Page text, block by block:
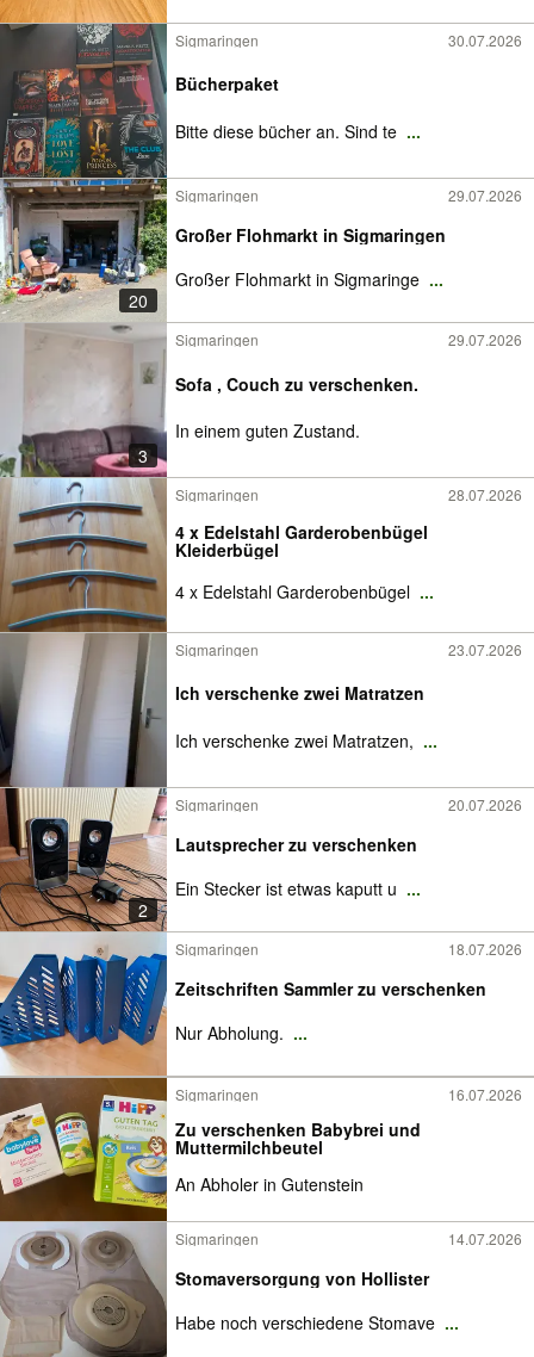
Sigmaringen 30.07.2026
Bücherpaket
Bitte diese bücher an. Sind te ...
20
Sigmaringen 29.07.2026
Großer Flohmarkt in Sigmaringen
Großer Flohmarkt in Sigmaringe ...
3
Sigmaringen 29.07.2026
Sofa , Couch zu verschenken.
In einem guten Zustand.
Sigmaringen 28.07.2026
4 x Edelstahl Garderobenbügel
Kleiderbügel
4 x Edelstahl Garderobenbügel ...
Sigmaringen 23.07.2026
Ich verschenke zwei Matratzen
Ich verschenke zwei Matratzen, ...
2
Sigmaringen 20.07.2026
Lautsprecher zu verschenken
Ein Stecker ist etwas kaputt u ...
Sigmaringen 18.07.2026
Zeitschriften Sammler zu verschenken
Nur Abholung. ...
Sigmaringen 16.07.2026
Zu verschenken Babybrei und
Muttermilchbeutel
An Abholer in Gutenstein
Sigmaringen 14.07.2026
Stomaversorgung von Hollister
Habe noch verschiedene Stomave ...